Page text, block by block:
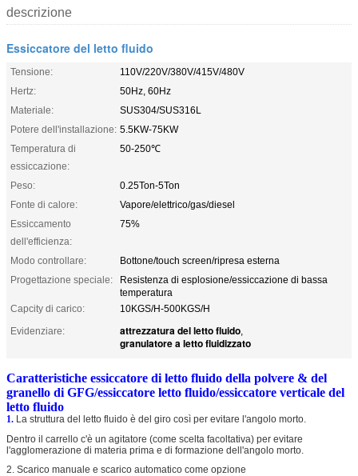
descrizione
Essiccatore del letto fluido
Tensione:
110V/220V/380V/415V/480V
Hertz:
50Hz, 60Hz
Materiale:
SUS304/SUS316L
Potere dell'installazione: 5.5KW-75KW
Temperatura di
essiccazione:
50-250℃
Peso:
0.25Ton-5Ton
Fonte di calore:
Vapore/elettrico/gas/diesel
Essiccamento
dell'efficienza:
75%
Modo controllare:
Bottone/touch screen/ripresa esterna
Progettazione speciale:
Resistenza di esplosione/essiccazione di bassa
temperatura
Capcity di carico:
10KGS/H-500KGS/H
Evidenziare:
attrezzatura del letto fluido,
granulatore a letto fluidizzato
Caratteristiche essiccatore di letto fluido della polvere & del
granello di GFG/essiccatore letto fluido/essiccatore verticale del
letto fluido
1. La struttura del letto fluido è del giro così per evitare l'angolo morto.
Dentro il carrello c'è un agitatore (come scelta facoltativa) per evitare
l'agglomerazione di materia prima e di formazione dell'angolo morto.
2. Scarico manuale e scarico automatico come opzione